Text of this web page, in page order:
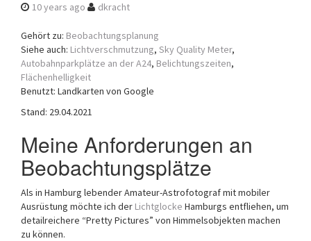
10 years ago dkracht
Gehört zu: Beobachtungsplanung
Siehe auch: Lichtverschmutzung, Sky Quality Meter,
Autobahnparkplätze an der A24, Belichtungszeiten,
Flächenhelligkeit
Benutzt: Landkarten von Google
Stand: 29.04.2021
Meine Anforderungen an
Beobachtungsplätze
Als in Hamburg lebender Amateur-Astrofotograf mit mobiler
Ausrüstung möchte ich der Lichtglocke Hamburgs entfliehen, um
detailreichere “Pretty Pictures” von Himmelsobjekten machen
zu können.